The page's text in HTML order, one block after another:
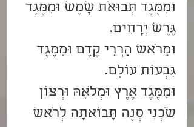
וּמִמֶּגֶד תְּבוּאֹת שָׁמֶשׁ וּמִמֶּגֶד
גֶּרֶשׁ יְרָחִים.
וּמֵרֹאשׁ הַרְרֵי קֶדֶם וּמִמֶּגֶד
גִּבְעוֹת עוֹלָם.
וּמִמֶּגֶד אֶרֶץ וּמְלֹאָהּ וּרְצוֹן
שֹׁכְנִי סְנֶה תָּבוֹאתָה לְרֹאשׁ